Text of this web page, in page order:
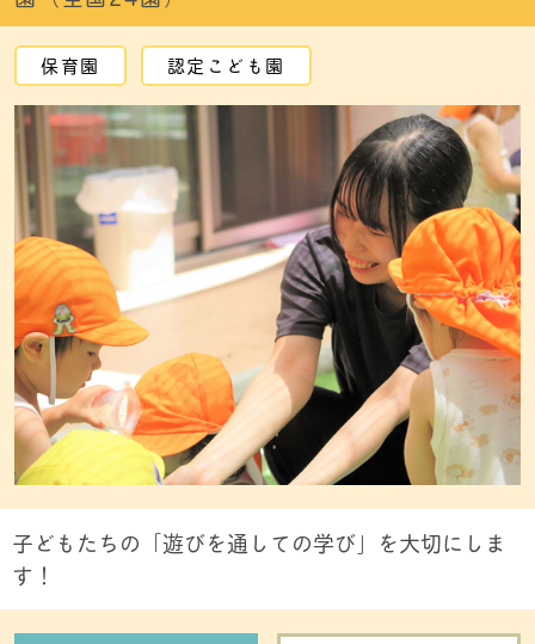
保育園 認定こども園
子どもたちの「遊びを通しての学び」を大切にしま
す！